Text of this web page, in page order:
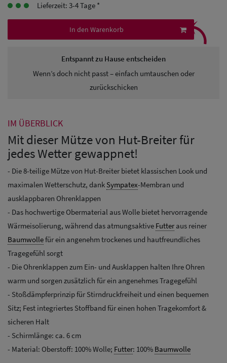
Sonnenschilder
Herren
Lieferzeit: 3-4 Tage *
In den Warenkorb
Entspannt zu Hause entscheiden
Wenn’s doch nicht passt – einfach umtauschen oder
zurückschicken
⤹
IM ÜBERBLICK
Mit dieser Mütze von Hut-Breiter für
jedes Wetter gewappnet!
- Die 8-teilige Mütze von Hut-Breiter bietet klassischen Look und
maximalen Wetterschutz, dank Sympatex-Membran und
ausklappbaren Ohrenklappen
- Das hochwertige Obermaterial aus Wolle bietet hervorragende
Wärmeisolierung, während das atmungsaktive Futter aus reiner
Baumwollefür ein angenehm trockenes und hautfreundliches
Tragegefühl sorgt
- Die Ohrenklappen zum Ein- und Ausklappen halten Ihre Ohren
warm und sorgen zusätzlich für ein angenehmes Tragegefühl
- Stoßdämpferprinzip für Stirndruckfreiheit und einen bequemen
Sitz; Fest integriertes Stoffband für einen hohen Tragekomfort &
sicheren Halt
- Schirmlänge: ca. 6 cm
- Material: Oberstoff: 100% Wolle; Futter: 100% Baumwolle